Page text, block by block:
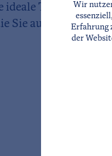
Sie auch wirklich
Wir
Erfahrung
der